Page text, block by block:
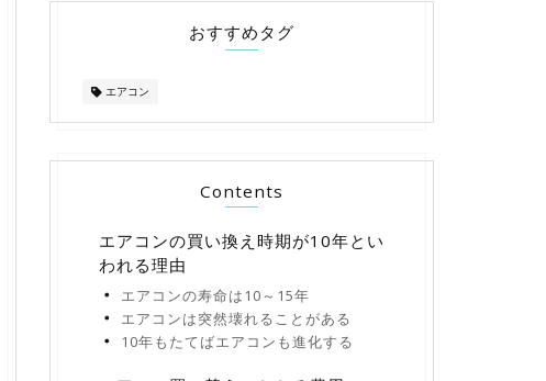
おすすめタグ
エアコン
Contents
エアコンの買い換え時期が10年とい
われる理由
エアコンの寿命は10～15年
エアコンは突然壊れることがある
10年もたてばエアコンも進化する